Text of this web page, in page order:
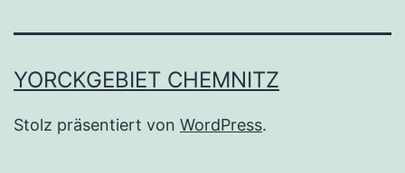
YORCKGEBIET CHEMNITZ
Stolz präsentiert von WordPress.